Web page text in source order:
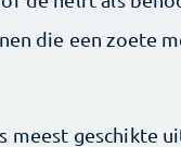
die een zoete
meest geschikte